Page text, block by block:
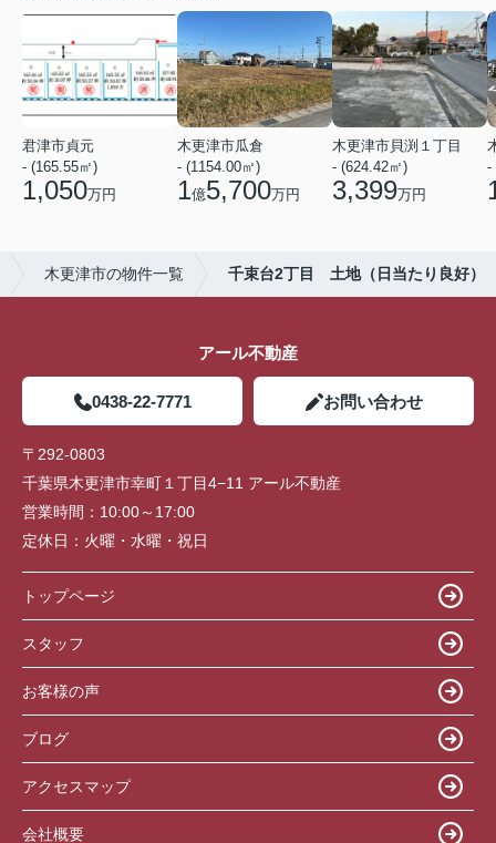
君津市貞元
- (165.55㎡)
1,050万円
木更津市瓜倉
- (1154.00㎡)
1億5,700万円
木更津市貝渕１丁目
- (624.42㎡)
3,399万円
-
木更津市の物件一覧 千束台2丁目 土地（日当たり良好）
アール不動産
0438-22-7771 お問い合わせ
〒292-0803
千葉県木更津市幸町１丁目4−11 アール不動産
営業時間： 10:00～17:00
定休日： 火曜・水曜・祝日
トップページ
スタッフ
お客様の声
ブログ
アクセスマップ
会社概要